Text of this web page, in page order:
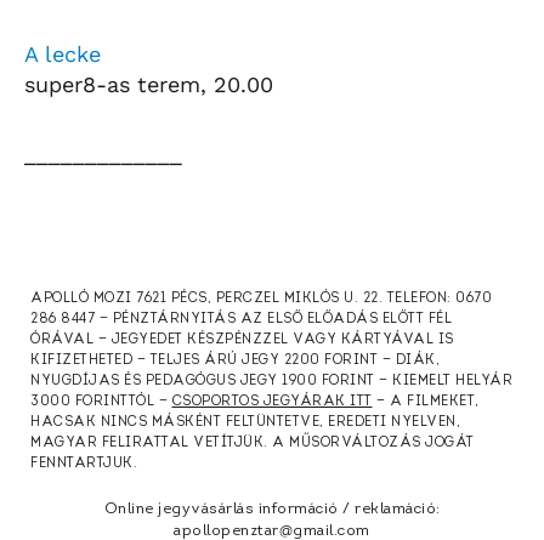
A lecke
super8-as terem, 20.00
APOLLÓ MOZI 7621 PÉCS, PERCZEL MIKLÓS U. 22. TELEFON: 0670
286 8447 — PÉNZTÁRNYITÁS AZ ELSŐ ELŐADÁS ELŐTT FÉL
ÓRÁVAL — JEGYEDET KÉSZPÉNZZEL VAGY KÁRTYÁVAL IS
KIFIZETHETED — TELJES ÁRÚ JEGY 2200 FORINT — DIÁK,
NYUGDÍJAS ÉS PEDAGÓGUS JEGY 1900 FORINT — KIEMELT HELYÁR
3000 FORINTTÓL — CSOPORTOS JEGYÁRAK ITT
— A FILMEKET,
HACSAK NINCS MÁSKÉNT FELTÜNTETVE, EREDETI NYELVEN,
MAGYAR FELIRATTAL VETÍTJÜK. A MŰSORVÁLTOZÁS JOGÁT
FENNTARTJUK.
Online jegyvásárlás információ / reklamáció:
apollopenztar@gmail.com